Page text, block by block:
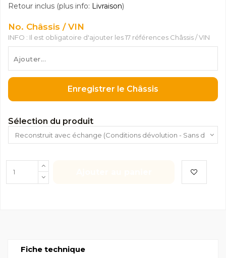
Retour inclus (plus info: Livraison)
No. Châssis / VIN
INFO : Il est obligatoire d'ajouter les 17 références Châssis / VIN
Enregistrer le Châssis
Sélection du produit
Fiche technique